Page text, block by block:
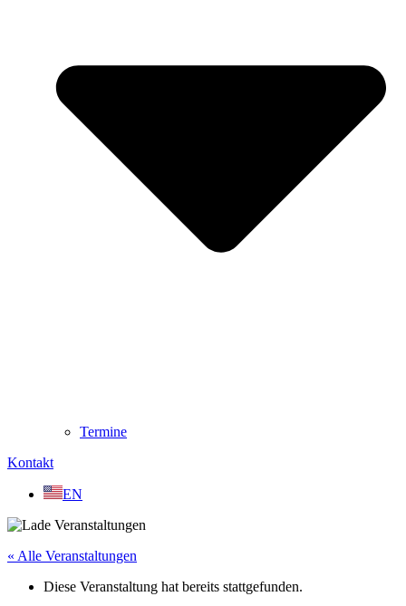
Termine
Kontakt
EN
« Alle Veranstaltungen
Diese Veranstaltung hat bereits stattgefunden.